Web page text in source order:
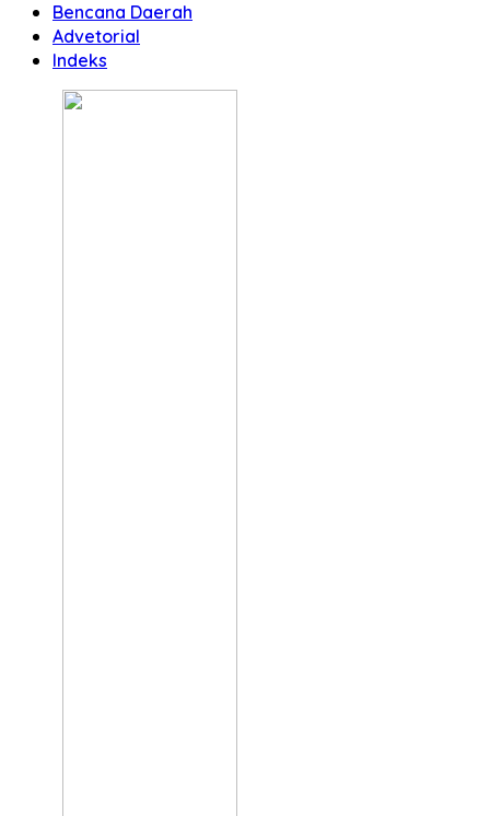
Bencana Daerah
Advetorial
Indeks